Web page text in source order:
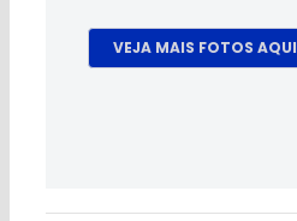
VEJA MAIS FOTOS AQUI